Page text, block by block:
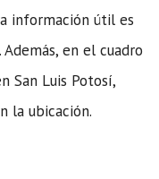
información útil es
en el cuadro
San Luis Potosí,
la ubicación.